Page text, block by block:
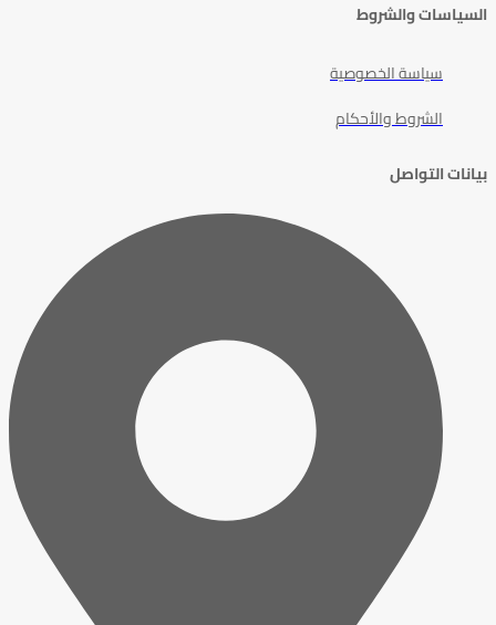
السياسات والشروط
سياسة الخصوصية
الشروط والأحكام
بيانات التواصل